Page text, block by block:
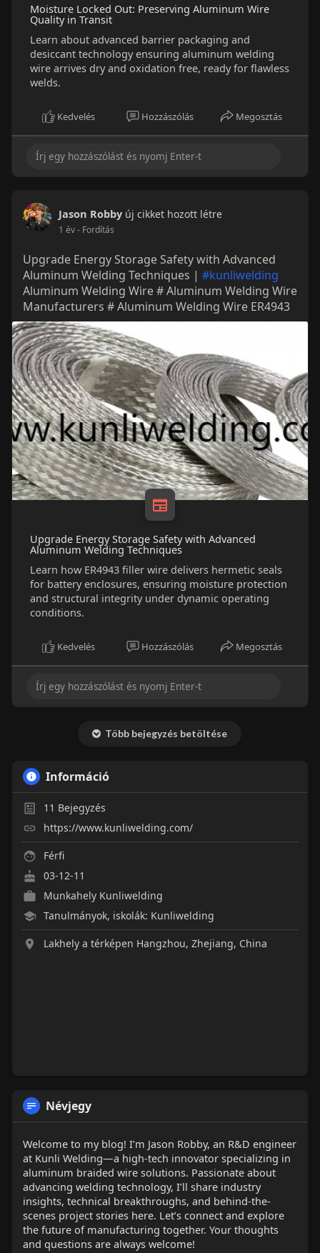
Moisture Locked Out: Preserving Aluminum Wire
Quality in Transit
Learn about advanced barrier packaging and
desiccant technology ensuring aluminum welding
wire arrives dry and oxidation free, ready for flawless
welds.
Kedvelés Hozzászólás Megosztás
Jason Robby új cikket hozott létre
1 év- Fordítás
Upgrade Energy Storage Safety with Advanced
Aluminum Welding Techniques | #kunliwelding
Aluminum Welding Wire # Aluminum Welding Wire
Manufacturers # Aluminum Welding Wire ER4943
Upgrade Energy Storage Safety with Advanced
Aluminum Welding Techniques
Learn how ER4943 filler wire delivers hermetic seals
for battery enclosures, ensuring moisture protection
and structural integrity under dynamic operating
conditions.
Kedvelés Hozzászólás Megosztás
Több bejegyzés betöltése
Információ
11 Bejegyzés
https://www.kunliwelding.com/
Férfi
03-12-11
Munkahely Kunliwelding
Tanulmányok, iskolák: Kunliwelding
Lakhely a térképen Hangzhou, Zhejiang, China
Névjegy
Welcome to my blog! I’m Jason Robby, an R&D engineer
at Kunli Welding—a high-tech innovator specializing in
aluminum braided wire solutions. Passionate about
advancing welding technology, I’ll share industry
insights, technical breakthroughs, and behind-the-
scenes project stories here. Let’s connect and explore
the future of manufacturing together. Your thoughts
and questions are always welcome!